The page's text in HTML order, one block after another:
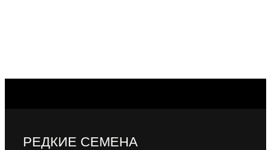
РЕДКИЕ СЕМЕНА